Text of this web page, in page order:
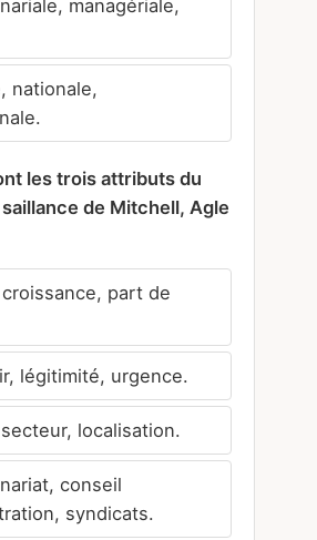
managériale,
nationale,
les trois attributs du
de Mitchell, Agle
part de
légitimité, urgence.
localisation.
conseil
syndicats.